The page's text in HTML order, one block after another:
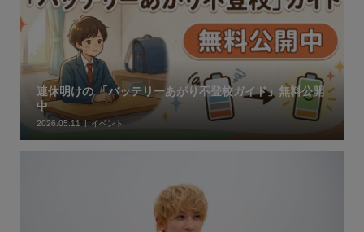
連休明けの 「バッテリーあがり不登校ガイド」無料公開
中
2026.05.11 イベント